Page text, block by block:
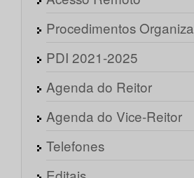
Procedimentos
PDI 2021-2025
Agenda do Reitor
Agenda do Vice-Reitor
Telefones